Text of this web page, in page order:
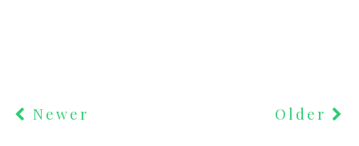
Newer Older